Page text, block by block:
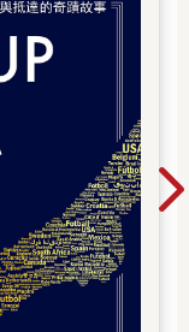
，讓閱讀與